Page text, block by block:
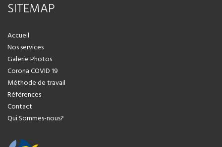
SITEMAP
Accueil
Nos services
Galerie Photos
Corona COVID 19
Méthode de travail
Références
Contact
Qui Sommes-nous?